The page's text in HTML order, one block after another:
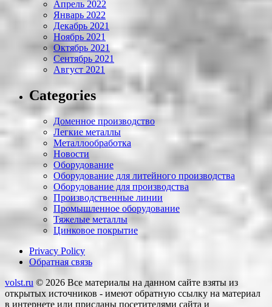
Апрель 2022
Январь 2022
Декабрь 2021
Ноябрь 2021
Октябрь 2021
Сентябрь 2021
Август 2021
Categories
Доменное производство
Легкие металлы
Металлообработка
Новости
Оборудование
Оборудование для литейного производства
Оборудование для производства
Производственные линии
Промышленное оборудование
Тяжелые металлы
Цинковое покрытие
Privacy Policy
Обратная связь
volst.ru © 2026 Все материалы на данном сайте взяты из
открытых источников - имеют обратную ссылку на материал
в интернете или присланы посетителями сайта и